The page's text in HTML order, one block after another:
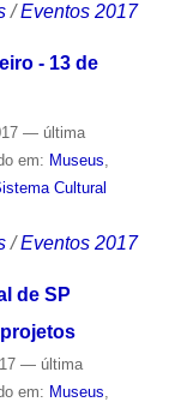
/Eventos 2017
- 13 de
— última
em: Museus,
Cultural
/Eventos 2017
de SP
— última
em: Museus